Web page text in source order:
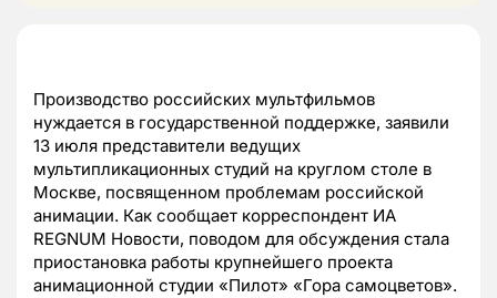
Производство российских мультфильмов
нуждается в государственной поддержке, заявили
13 июля представители ведущих
мультипликационных студий на круглом столе в
Москве, посвященном проблемам российской
анимации. Как сообщает корреспондент ИА
REGNUM Новости, поводом для обсуждения стала
приостановка работы крупнейшего проекта
анимационной студии «Пилот» «Гора самоцветов».